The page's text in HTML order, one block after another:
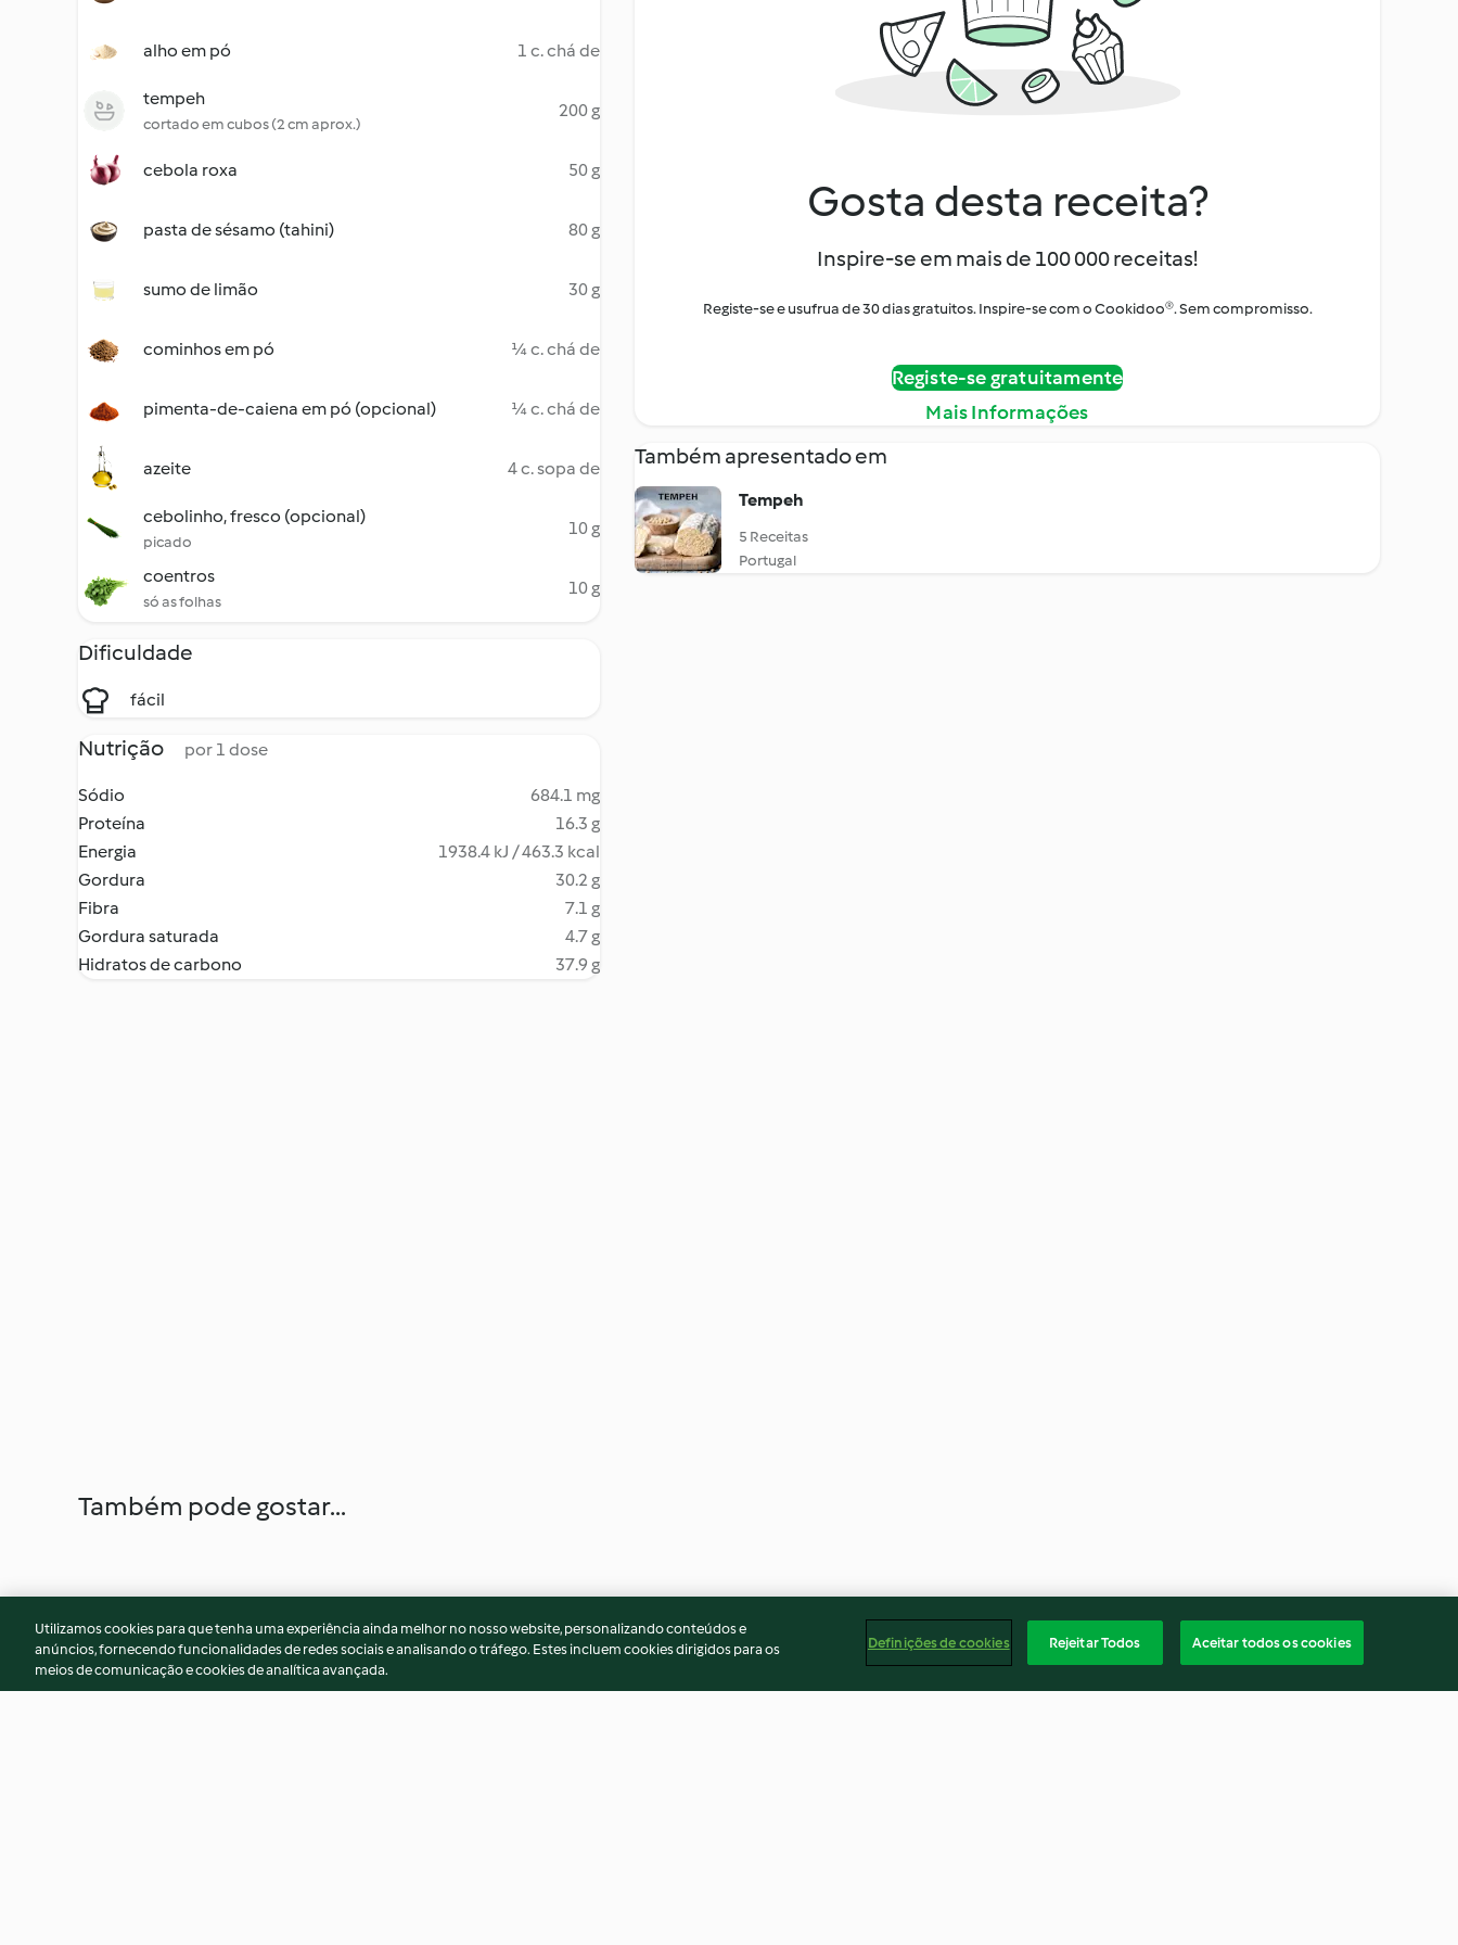
alho em pó 1 c. chá de
tempeh
cortado em cubos (2 cm aprox.)
200 g
cebola roxa 50 g
pasta de sésamo (tahini) 80 g
sumo de limão 30 g
cominhos em pó ¼ c. chá de
pimenta-de-caiena em pó (opcional) ¼ c. chá de
azeite 4 c. sopa de
cebolinho, fresco (opcional)
picado
10 g
coentros
só as folhas
10 g
Dificuldade
fácil
Nutrição por 1 dose
Sódio
684.1 mg
Proteína
16.3 g
Energia
1938.4 kJ / 463.3 kcal
Gordura
30.2 g
Fibra
7.1 g
Gordura saturada
4.7 g
Hidratos de carbono
37.9 g
Gosta desta receita?
Inspire-se em mais de 100 000 receitas!
Registe-se e usufrua de 30 dias gratuitos. Inspire-se com o Cookidoo®. Sem compromisso.
Registe-se gratuitamente
Mais Informações
Também apresentado em
Tempeh
5 Receitas
Portugal
Também pode gostar...
Utilizamos cookies para que tenha uma experiência ainda melhor no nosso website, personalizando conteúdos e
anúncios, fornecendo funcionalidades de redes sociais e analisando o tráfego. Estes incluem cookies dirigidos para os
meios de comunicação e cookies de analítica avançada.
Definições de cookies Rejeitar Todos Aceitar todos os cookies